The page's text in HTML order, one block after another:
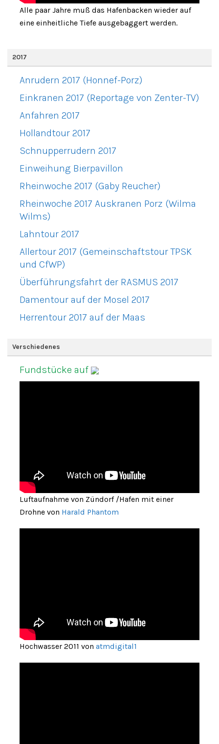
Alle paar Jahre muß das Hafenbacken wieder auf
eine einheitliche Tiefe ausgebaggert werden.
2017
Anrudern 2017 (Honnef-Porz)
Einkranen 2017 (Reportage von Zenter-TV)
Anfahren 2017
Hollandtour 2017
Schnupperrudern 2017
Einweihung Bierpavillon
Rheinwoche 2017 (Gaby Reucher)
Rheinwoche 2017 Auskranen Porz (Wilma
Wilms)
Lahntour 2017
Allertour 2017 (Gemeinschaftstour TPSK
und CfWP)
Überführungsfahrt der RASMUS 2017
Damentour auf der Mosel 2017
Herrentour 2017 auf der Maas
Verschiedenes
Fundstücke auf
Luftaufnahme von Zündorf /Hafen mit einer
Drohne von Harald Phantom
Hochwasser 2011 von atmdigital1